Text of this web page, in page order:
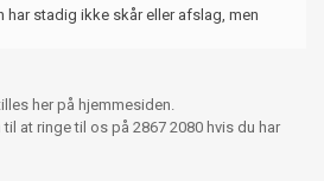
stadig ikke skår eller afslag, men
her på hjemmesiden.
at ringe til os på 2867 2080 hvis du har